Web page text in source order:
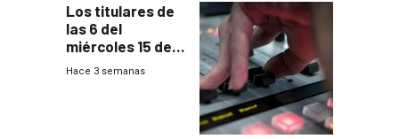
Los titulares de
las 6 del
miércoles 15 de
julio de 2026
Hace 3 semanas